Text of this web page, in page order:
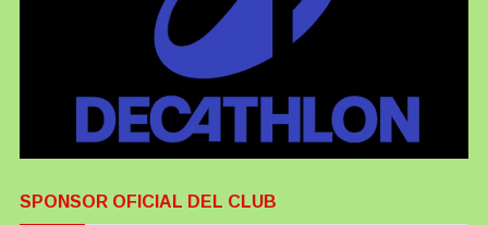
SPONSOR OFICIAL DEL CLUB